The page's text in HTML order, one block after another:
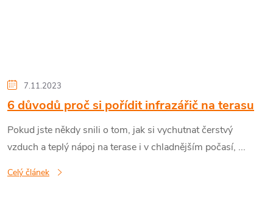
7.11.2023
6 důvodů proč si pořídit infrazářič na terasu
Pokud jste někdy snili o tom, jak si vychutnat čerstvý
vzduch a teplý nápoj na terase i v chladnějším počasí, ...
Celý článek